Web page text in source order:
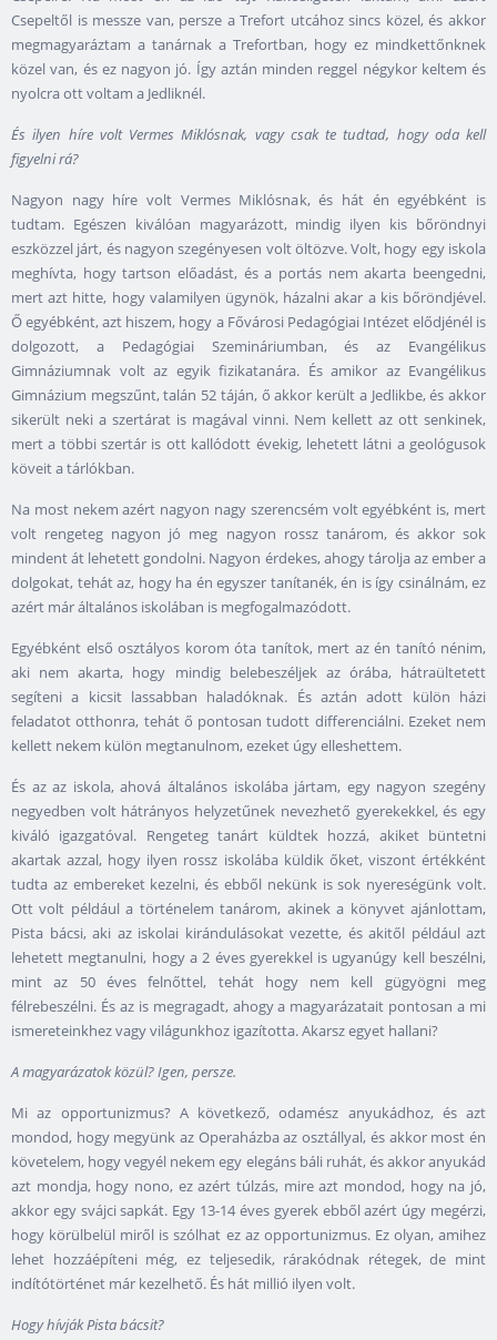
Csepeltől is messze van, persze a Trefort utcához sincs közel, és akkor
megmagyaráztam a tanárnak a Trefortban, hogy ez mindkettőnknek
közel van, és ez nagyon jó. Így aztán minden reggel négykor keltem és
nyolcra ott voltam a Jedliknél.
És ilyen híre volt Vermes Miklósnak, vagy csak te tudtad, hogy oda kell
figyelni rá?
Nagyon nagy híre volt Vermes Miklósnak, és hát én egyébként is
tudtam. Egészen kiválóan magyarázott, mindig ilyen kis bőröndnyi
eszközzel járt, és nagyon szegényesen volt öltözve. Volt, hogy egy iskola
meghívta, hogy tartson előadást, és a portás nem akarta beengedni,
mert azt hitte, hogy valamilyen ügynök, házalni akar a kis bőröndjével.
Ő egyébként, azt hiszem, hogy a Fővárosi Pedagógiai Intézet elődjénél is
dolgozott, a Pedagógiai Szemináriumban, és az Evangélikus
Gimnáziumnak volt az egyik fizikatanára. És amikor az Evangélikus
Gimnázium megszűnt, talán 52 táján, ő akkor került a Jedlikbe, és akkor
sikerült neki a szertárat is magával vinni. Nem kellett az ott senkinek,
mert a többi szertár is ott kallódott évekig, lehetett látni a geológusok
köveit a tárlókban.
Na most nekem azért nagyon nagy szerencsém volt egyébként is, mert
volt rengeteg nagyon jó meg nagyon rossz tanárom, és akkor sok
mindent át lehetett gondolni. Nagyon érdekes, ahogy tárolja az ember a
dolgokat, tehát az, hogy ha én egyszer tanítanék, én is így csinálnám, ez
azért már általános iskolában is megfogalmazódott.
Egyébként első osztályos korom óta tanítok, mert az én tanító nénim,
aki nem akarta, hogy mindig belebeszéljek az órába, hátraültetett
segíteni a kicsit lassabban haladóknak. És aztán adott külön házi
feladatot otthonra, tehát ő pontosan tudott differenciálni. Ezeket nem
kellett nekem külön megtanulnom, ezeket úgy elleshettem.
És az az iskola, ahová általános iskolába jártam, egy nagyon szegény
negyedben volt hátrányos helyzetűnek nevezhető gyerekekkel, és egy
kiváló igazgatóval. Rengeteg tanárt küldtek hozzá, akiket büntetni
akartak azzal, hogy ilyen rossz iskolába küldik őket, viszont értékként
tudta az embereket kezelni, és ebből nekünk is sok nyereségünk volt.
Ott volt például a történelem tanárom, akinek a könyvet ajánlottam,
Pista bácsi, aki az iskolai kirándulásokat vezette, és akitől például azt
lehetett megtanulni, hogy a2 éves gyerekkel is ugyanúgy kell beszélni,
mint az 50éves felnőttel, tehát hogy nem kell gügyögni meg
félrebeszélni. És az is megragadt, ahogy a magyarázatait pontosan a mi
ismereteinkhez vagy világunkhoz igazította. Akarsz egyet hallani?
A magyarázatok közül? Igen, persze.
Mi az opportunizmus? A következő, odamész anyukádhoz, és azt
mondod, hogy megyünk az Operaházba az osztállyal, és akkor most én
követelem, hogy vegyél nekem egy elegáns báli ruhát, és akkor anyukád
azt mondja, hogy nono, ez azért túlzás, mire azt mondod, hogy na jó,
akkor egy svájci sapkát. Egy 13-14 éves gyerek ebből azért úgy megérzi,
hogy körülbelül miről is szólhat ez az opportunizmus. Ez olyan, amihez
lehet hozzáépíteni még, ez teljesedik, rárakódnak rétegek, de mint
indítótörténet már kezelhető. És hát millió ilyen volt.
Hogy hívják Pista bácsit?